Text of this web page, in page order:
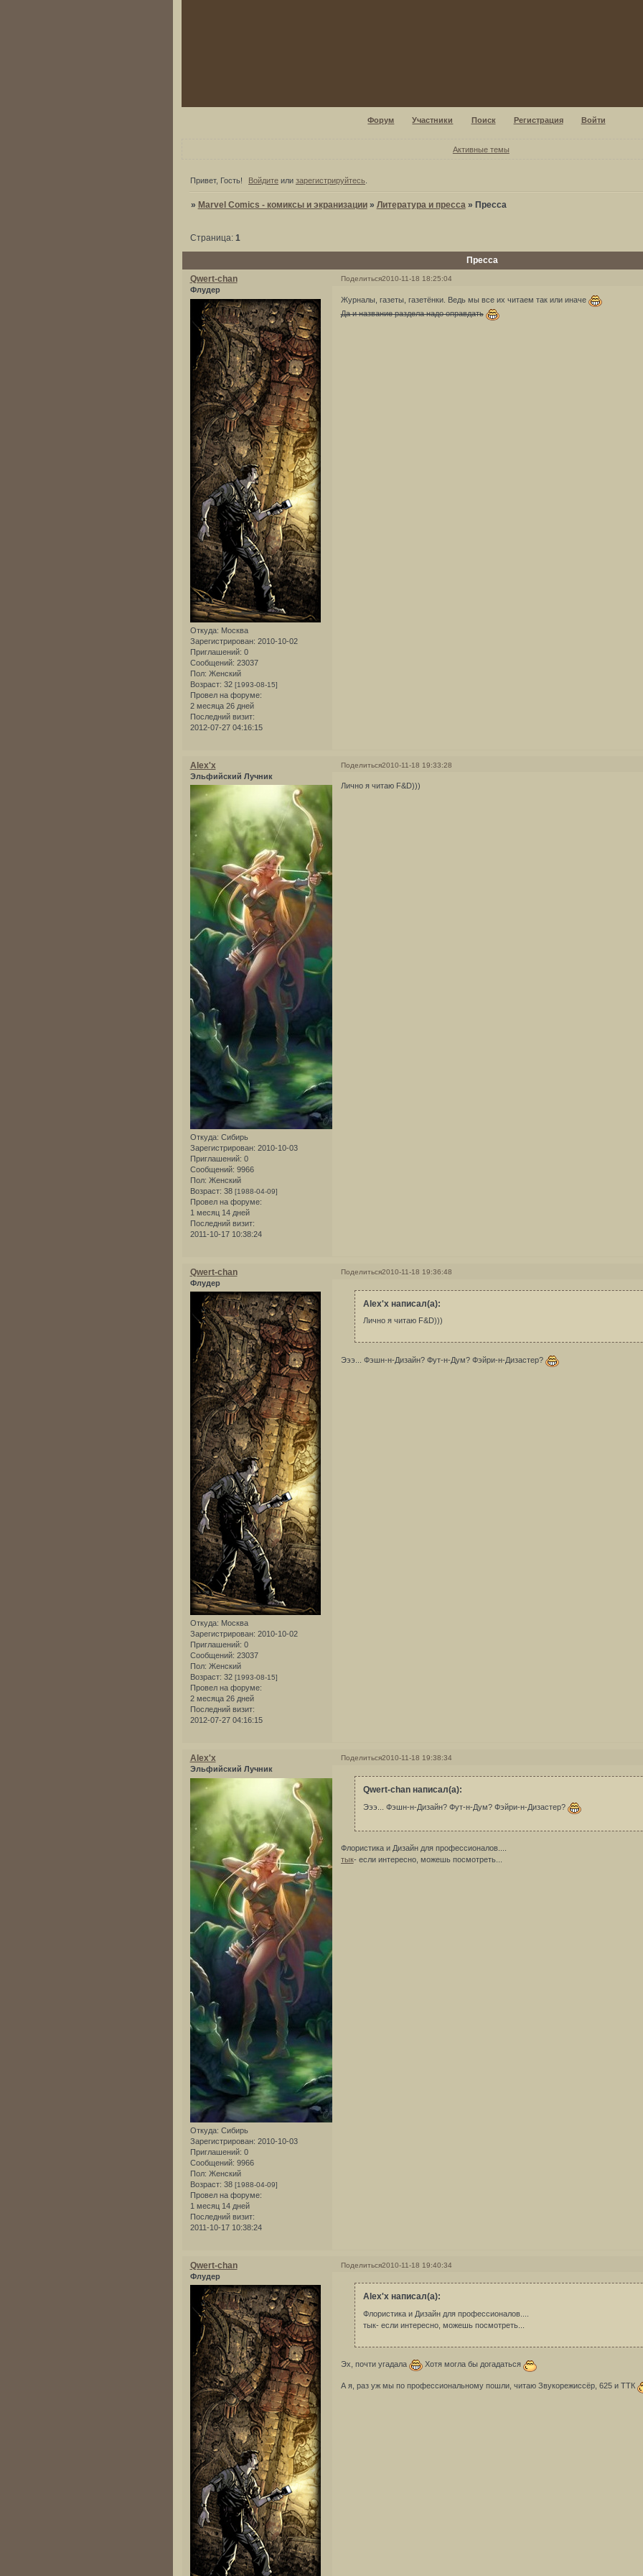
Форум Участники Поиск Регистрация Войти
Активные темы
Привет, Гость! Войдите или зарегистрируйтесь
» Marvel Comics - комиксы и экранизации » Литература и пресса » Пресса
Пресса
Страница: 1
Поделиться2010-11-18 18:25:04
Qwert-chan
Флудер
Откуда: Москва
Зарегистрирован: 2010-10-02
Приглашений: 0
Сообщений: 23037
Пол: Женский
Возраст: 32 [1993-08-15]
Провел на форуме:
2 месяца 26 дней
Последний визит:
2012-07-27 04:16:15
Журналы, газеты, газетёнки. Ведь мы все их читаем так или иначе
Да и название раздела надо оправдать
Поделиться2010-11-18 19:33:28
Alex'x
Эльфийский Лучник
Откуда: Сибирь
Зарегистрирован: 2010-10-03
Приглашений: 0
Сообщений: 9966
Пол: Женский
Возраст: 38 [1988-04-09]
Провел на форуме:
1 месяц 14 дней
Последний визит:
2011-10-17 10:38:24
Лично я читаю F&D)))
Поделиться2010-11-18 19:36:48
Qwert-chan
Флудер
Откуда: Москва
Зарегистрирован: 2010-10-02
Приглашений: 0
Сообщений: 23037
Пол: Женский
Возраст: 32 [1993-08-15]
Провел на форуме:
2 месяца 26 дней
Последний визит:
2012-07-27 04:16:15
Alex'x написал(а):
Лично я читаю F&D)))
Эээ... Фэшн-н-Дизайн? Фут-н-Дум? Фэйри-н-Дизастер?
Поделиться2010-11-18 19:38:34
Alex'x
Эльфийский Лучник
Откуда: Сибирь
Зарегистрирован: 2010-10-03
Приглашений: 0
Сообщений: 9966
Пол: Женский
Возраст: 38 [1988-04-09]
Провел на форуме:
1 месяц 14 дней
Последний визит:
2011-10-17 10:38:24
Qwert-chan написал(а):
Эээ... Фэшн-н-Дизайн? Фут-н-Дум? Фэйри-н-Дизастер?
Флористика и Дизайн для профессионалов....
тык- если интересно, можешь посмотреть...
Поделиться2010-11-18 19:40:34
Qwert-chan
Флудер
Alex'x написал(а):
Флористика и Дизайн для профессионалов....
тык- если интересно, можешь посмотреть...
Эх, почти угадала Хотя могла бы догадаться
А я, раз уж мы по профессиональному пошли, читаю Звукорежиссёр, 625 и ТТК